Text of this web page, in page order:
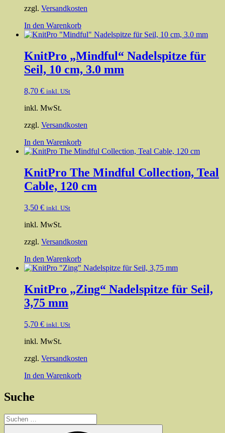
zzgl. Versandkosten
In den Warenkorb
KnitPro „Mindful“ Nadelspitze für
Seil, 10 cm, 3.0 mm
8,70 € inkl. USt
inkl. MwSt.
zzgl. Versandkosten
In den Warenkorb
KnitPro The Mindful Collection, Teal
Cable, 120 cm
3,50 € inkl. USt
inkl. MwSt.
zzgl. Versandkosten
In den Warenkorb
KnitPro „Zing“ Nadelspitze für Seil,
3,75 mm
5,70 € inkl. USt
inkl. MwSt.
zzgl. Versandkosten
In den Warenkorb
Suche
Suchen
nach: